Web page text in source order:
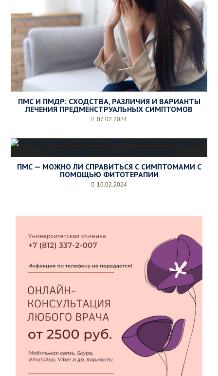
ПМС И ПМДР: СХОДСТВА, РАЗЛИЧИЯ И ВАРИАНТЫ
ЛЕЧЕНИЯ ПРЕДМЕНСТРУАЛЬНЫХ СИМПТОМОВ
07.02.2024
ПМС — МОЖНО ЛИ СПРАВИТЬСЯ С СИМПТОМАМИ С
ПОМОЩЬЮ ФИТОТЕРАПИИ
16.02.2024